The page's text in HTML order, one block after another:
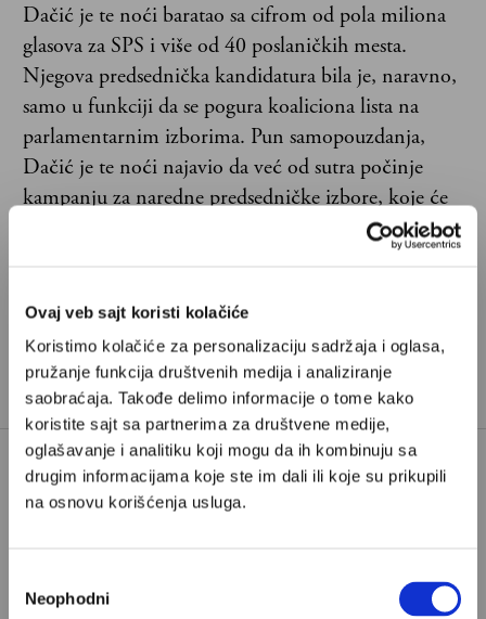
Ovaj veb sajt koristi kolačiće
Koristimo kolačiće za personalizaciju sadržaja i oglasa,
pružanje funkcija društvenih medija i analiziranje
saobraćaja. Takođe delimo informacije o tome kako
koristite sajt sa partnerima za društvene medije,
oglašavanje i analitiku koji mogu da ih kombinuju sa
drugim informacijama koje ste im dali ili koje su prikupili
na osnovu korišćenja usluga.
сагласности
Neophodni
Dačić je te noći baratao sa cifrom od pola miliona
glasova za SPS i više od 40 poslaničkih mesta.
Njegova predsednička kandidatura bila je, naravno,
samo u funkciji da se pogura koaliciona lista na
parlamentarnim izborima. Pun samopouzdanja,
Dačić je te noći najavio da već od sutra počinje
kampanju za naredne predsedničke izbore, koje će
Poštovani, da biste nastavili sa čitanjem naših